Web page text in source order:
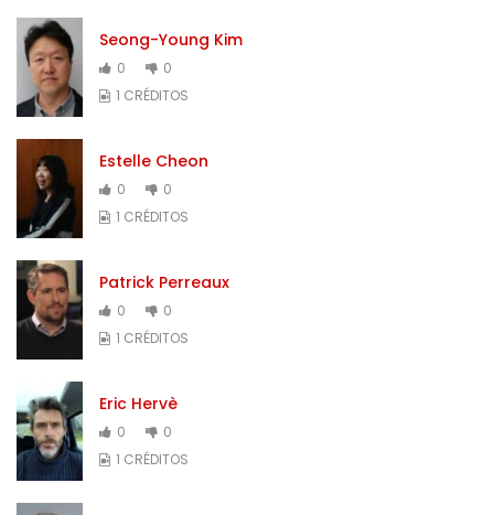
Seong-Young Kim
0
0
1 CRÉDITOS
Estelle Cheon
0
0
1 CRÉDITOS
Patrick Perreaux
0
0
1 CRÉDITOS
Eric Hervè
0
0
1 CRÉDITOS